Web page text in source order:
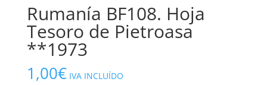
Rumanía BF108. Hoja
Tesoro de Pietroasa
**1973
1,00€ IVA INCLUÍDO